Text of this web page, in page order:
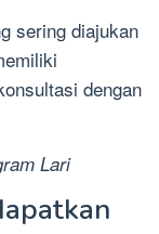
sering diajukan
dengan
Lari